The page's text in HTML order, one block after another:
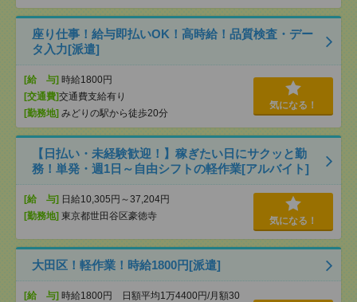
座り仕事！給与即払いOK！高時給！品質検査・デー
タ入力[派遣]
[給 与] 時給1800円
[交通費]交通費支給有り
[勤務地] みどりの駅から徒歩20分
気になる！
【日払い・未経験歓迎！】稼ぎたい日にサクッと勤
務！単発・週1日～自由シフトの軽作業[アルバイト]
[給 与] 日給10,305円～37,204円
[勤務地] 東京都世田谷区豪徳寺 気になる！
大田区！軽作業！時給1800円[派遣]
[給 与] 時給1800円 日額平均1万4400円/月額30